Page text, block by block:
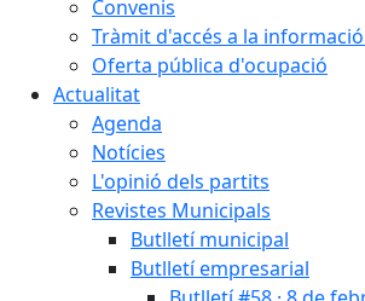
Convenis
Tràmit d'accés a la
Oferta pública d'ocupació
Actualitat
Agenda
Notícies
L'opinió dels partits
Revistes Municipals
Butlletí municipal
Butlletí empresarial